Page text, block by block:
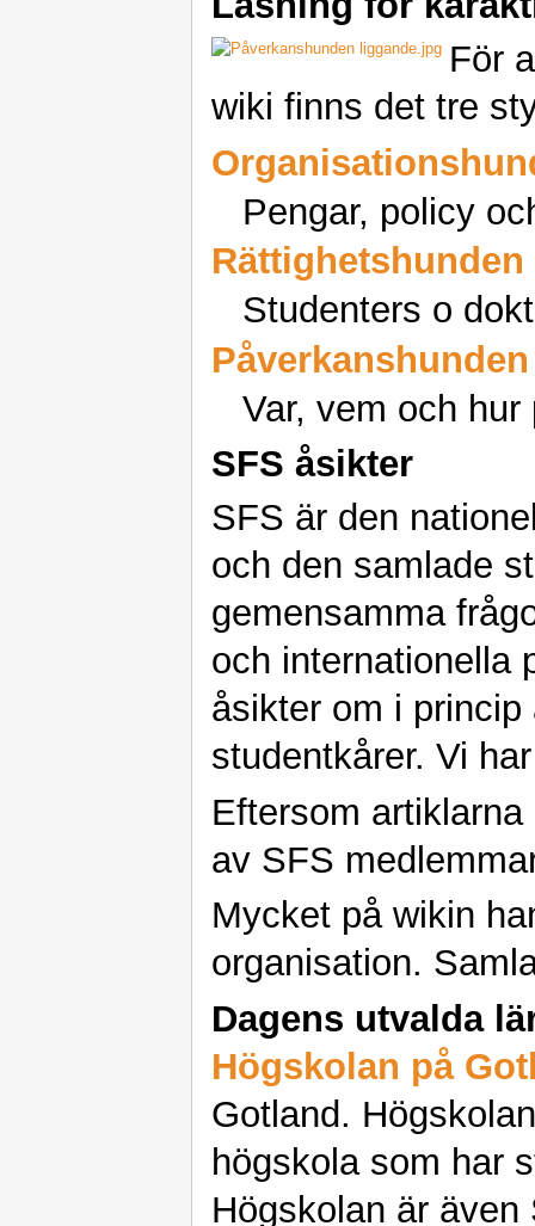
För
wiki finns det tre
Pengar, policy
Rättighetshunden
Studenters o
Påverkanshunden
Var, vem och
SFS åsikter
SFS är den
och den samlade
gemensamma
och internationella
åsikter om i
studentkårer. Vi
Eftersom
av SFS
Mycket på wikin
organisation.
Dagens utvalda
Högskolan på
Gotland.
högskola som har
Högskolan är